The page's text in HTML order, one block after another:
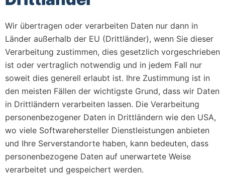
Wir übertragen oder verarbeiten Daten nur dann in
Länder außerhalb der EU (Drittländer), wenn Sie dieser
Verarbeitung zustimmen, dies gesetzlich vorgeschrieben
ist oder vertraglich notwendig und in jedem Fall nur
soweit dies generell erlaubt ist. Ihre Zustimmung ist in
den meisten Fällen der wichtigste Grund, dass wir Daten
in Drittländern verarbeiten lassen. Die Verarbeitung
personenbezogener Daten in Drittländern wie den USA,
wo viele Softwarehersteller Dienstleistungen anbieten
und Ihre Serverstandorte haben, kann bedeuten, dass
personenbezogene Daten auf unerwartete Weise
verarbeitet und gespeichert werden.